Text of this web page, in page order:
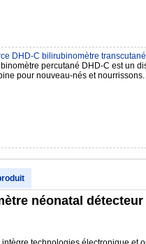
DHD-C bilirubinomètre
percutané DHD-C est un
pour nouveau-nés et
néonatal